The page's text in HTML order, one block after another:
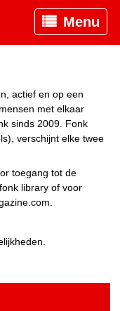
Menu
actief en op een
met elkaar
sinds 2009. Fonk
verschijnt elke twee
toegang tot de
library of voor